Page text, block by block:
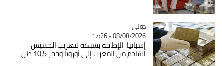
Catégorie
دولي
08/08/2026 - 17:26
إسبانيا: الإطاحة بشبكة لتهريب الحشيش
القادم من المغرب إلى أوروبا وحجز 10,5 طن